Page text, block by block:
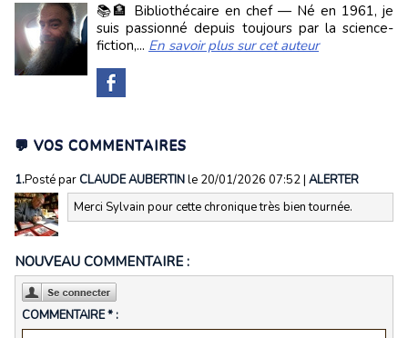
📚🏦 Bibliothécaire en chef — Né en 1961, je
suis passionné depuis toujours par la science-
fiction,... En savoir plus sur cet auteur
💬 VOS COMMENTAIRES
1.Posté parCLAUDE AUBERTINle 20/01/2026 07:52| ALERTER
Merci Sylvain pour cette chronique très bien tournée.
NOUVEAU COMMENTAIRE :
COMMENTAIRE * :